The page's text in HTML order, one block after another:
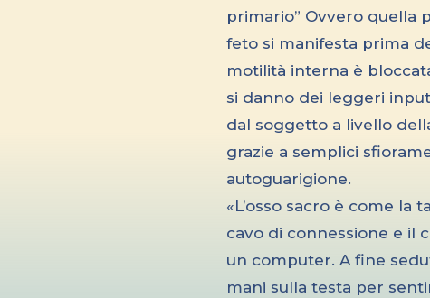
primario” Ovvero quella
feto si manifesta prima
motilità interna è
si danno dei leggeri
dal soggetto a livello
grazie a semplici
autoguarigione.
«L’osso sacro è come la
cavo di connessione e il
un computer. A fine
mani sulla testa per